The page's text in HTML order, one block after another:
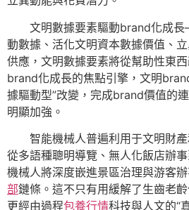
文明數據要素驅動brand化成
動數據、活化文明資本數據價值、
供應，文明數據要素將從幫助性東
brand化成長的焦點引擎，文明
據驅動型”改變，完成brand價值的
明顯加強。
智能機械人普遍利用于文明財
從多語種聰明導覽、無人化飯店辦
機械人將深度嵌進景區治理與游客
部鏈條。這不只有用緩解了生齒老
更經由過程包養行情科技與人文的“